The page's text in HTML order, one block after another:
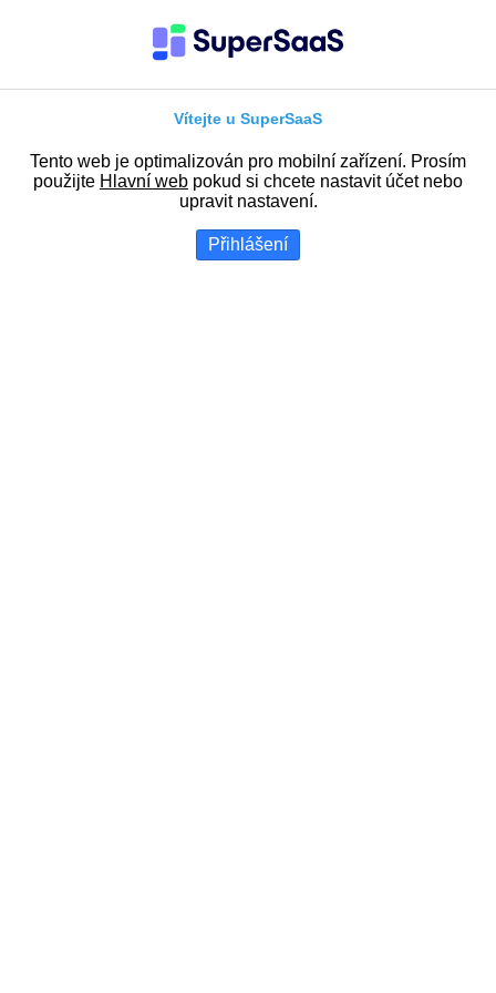
Vítejte u SuperSaaS
Tento web je optimalizován pro mobilní zařízení. Prosím
použijte Hlavní web pokud si chcete nastavit účet nebo
upravit nastavení.
Přihlášení